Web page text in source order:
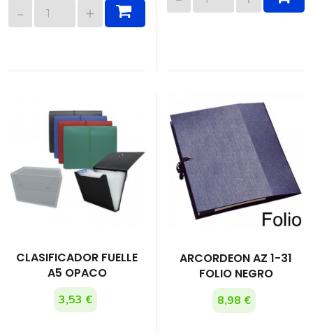
CLASIFICADOR FUELLE
A5 OPACO
3,53 €
ARCORDEON AZ 1-31
FOLIO NEGRO
8,98 €